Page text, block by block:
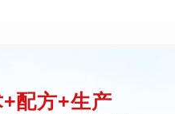
配方+生产